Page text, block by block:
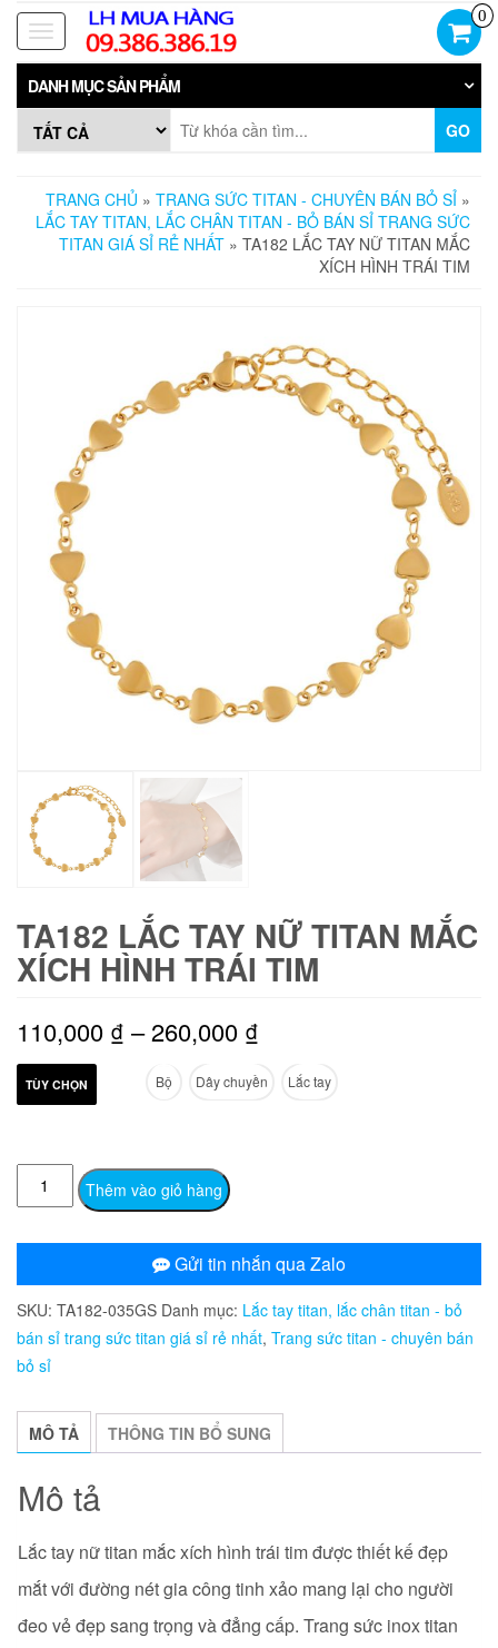
Skip
the
content
Toggle
navigation
0
DANH MỤC SẢN PHẨM
GO
TRANG CHỦ » TRANG SỨC TITAN - CHUYÊN BÁN BỎ SỈ »
LẮC TAY TITAN, LẮC CHÂN TITAN - BỎ BÁN SỈ TRANG SỨC
TITAN GIÁ SỈ RẺ NHẤT » TA182 LẮC TAY NỮ TITAN MẮC
XÍCH HÌNH TRÁI TIM
TA182 LẮC TAY NỮ TITAN MẮC
XÍCH HÌNH TRÁI TIM
110,000 ₫ – 260,000 ₫
giá:
260,000 ₫
TÙY CHỌN Bộ Dây chuyền Lắc tay
TA182
Lắc
titan
mắc
xích
hình
tim
số
lượng
Thêm vào giỏ hàng
Gửi tin nhắn qua Zalo
SKU: TA182-035GS Danh mục: Lắc tay titan, lắc chân titan - bỏ
bán sỉ trang sức titan giá sỉ rẻ nhất, Trang sức titan - chuyên bán
bỏ sỉ
MÔ TẢ THÔNG TIN BỔ SUNG
Mô tả
Lắc tay nữ titan mắc xích hình trái timđược thiết kế đẹp
mắt với đường nét gia công tinh xảo mang lại cho người
đeo vẻ đẹp sang trọng và đẳng cấp. Trang sức inox titan